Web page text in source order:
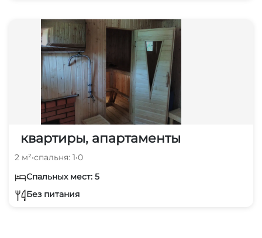
квартиры, апартаменты
2 м²•спальня: 1•0
Спальных мест: 5
Без питания